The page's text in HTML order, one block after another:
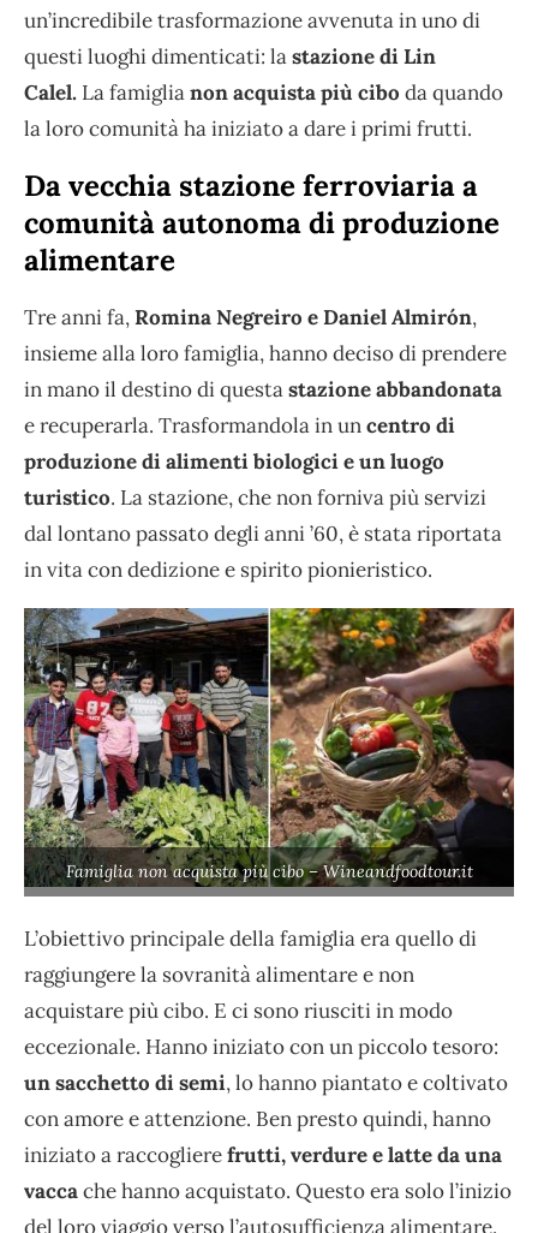
un’incredibile trasformazione avvenuta in uno di
questi luoghi dimenticati: lastazione di Lin
Calel. La famiglianon acquista più cibo da quando
la loro comunità ha iniziato a dare i primi frutti.
Da vecchia stazione ferroviaria a
comunità autonoma di produzione
alimentare
Tre anni fa,Romina Negreiro e Daniel Almirón,
insieme alla loro famiglia, hanno deciso di prendere
in mano il destino di questastazione abbandonata
e recuperarla. Trasformandola in uncentro di
produzione di alimenti biologici e un luogo
turistico. La stazione, che non forniva più servizi
dal lontano passato degli anni ’60, è stata riportata
in vita con dedizione e spirito pionieristico.
Famiglia non acquista più cibo – Wineandfoodtour.it
L’obiettivo principale della famiglia era quello di
raggiungere la sovranità alimentare e non
acquistare più cibo. E ci sono riusciti in modo
eccezionale. Hanno iniziato con un piccolo tesoro:
un sacchetto di semi, lo hanno piantato e coltivato
con amore e attenzione. Ben presto quindi, hanno
iniziato a raccoglierefrutti, verdure e latte da una
vaccache hanno acquistato. Questo era solo l’inizio
del loro viaggio verso l’autosufficienza alimentare.